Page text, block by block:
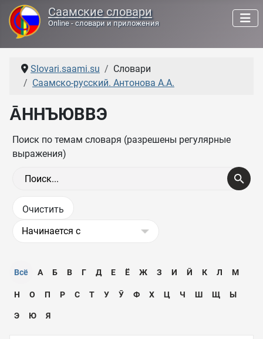
Саамские словари
Online - словари и приложения
Slovari.saami.su
Словари
Саамско-русский. Антонова А.А.
А̄ННЪЮВВЭ
Поиск по темам словаря (разрешены регулярные
выражения)
Всё А Б В Г Д Е Ё Ж З И Ӣ К Л М
Н О П Р С Т У Ӯ Ф Х Ц Ч Ш Щ Ы
Э Ю Я